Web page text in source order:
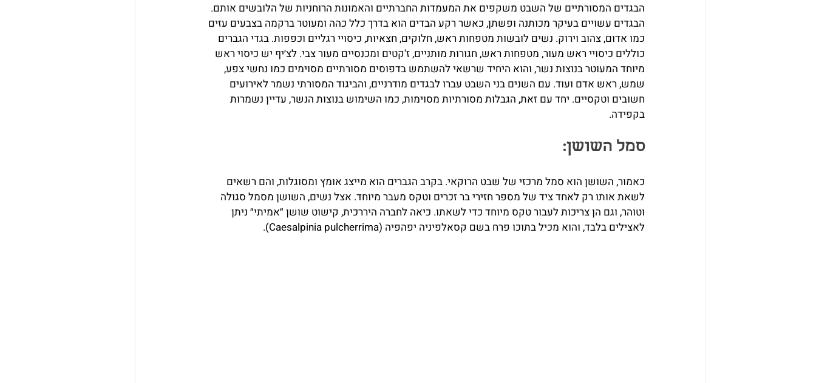
הבגדים המסורתיים של השבט משקפים את המעמדות החברתיים והאמונות הרוחניות של הלובשים אותם.
הבגדים עשויים בעיקר מכותנה ופשתן, כאשר רקע הבדים הוא בדרך כלל כהה ומעוטר ברקמה בצבעים עזים
כמו אדום, צהוב וירוק. נשים לובשות מטפחות ראש, חלוקים, חצאיות, כיסויי רגליים וכפפות. בגדי הגברים
כוללים כיסויי ראש מעור, מטפחות ראש, חגורות מותניים, ז'קטים ומכנסיים מעור צבי. לצ׳יף יש כיסוי ראש
מיוחד המעוטר בנוצות נשר, והוא היחיד שרשאי להשתמש בדפוסים מסורתיים מסוימים כמו נחשי צפע,
שמש, ראש אדם ועוד. עם השנים בני השבט עברו לבגדים מודרניים, והביגוד המסורתי נשמר לאירועים
חשובים וטקסיים. יחד עם זאת, הגבלות מסורתיות מסוימות, כמו השימוש בנוצות הנשר, עדיין נשמרות
בקפידה.
סמל השושן:
כאמור, השושן הוא סמל מרכזי של שבט הרוקאי. בקרב הגברים הוא מייצג אומץ ומסוגלות, והם רשאים
לשאת אותו רק לאחד ציד של מספר חזירי בר זכרים וטקס מעבר מיוחד. אצל נשים, השושן מסמל סגולה
וטוהר, וגם הן צריכות לעבור טקס מיוחד כדי לשאתו. כיאה לחברה היררכית, קישוט שושן ״אמיתי״ ניתן
לאצילים בלבד, והוא מכיל בתוכו פרח בשם קסאלפיניה יפהפיה (Caesalpinia pulcherrima).